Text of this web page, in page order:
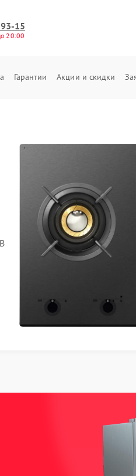
15
20:00
Гарантии Акции и скидки